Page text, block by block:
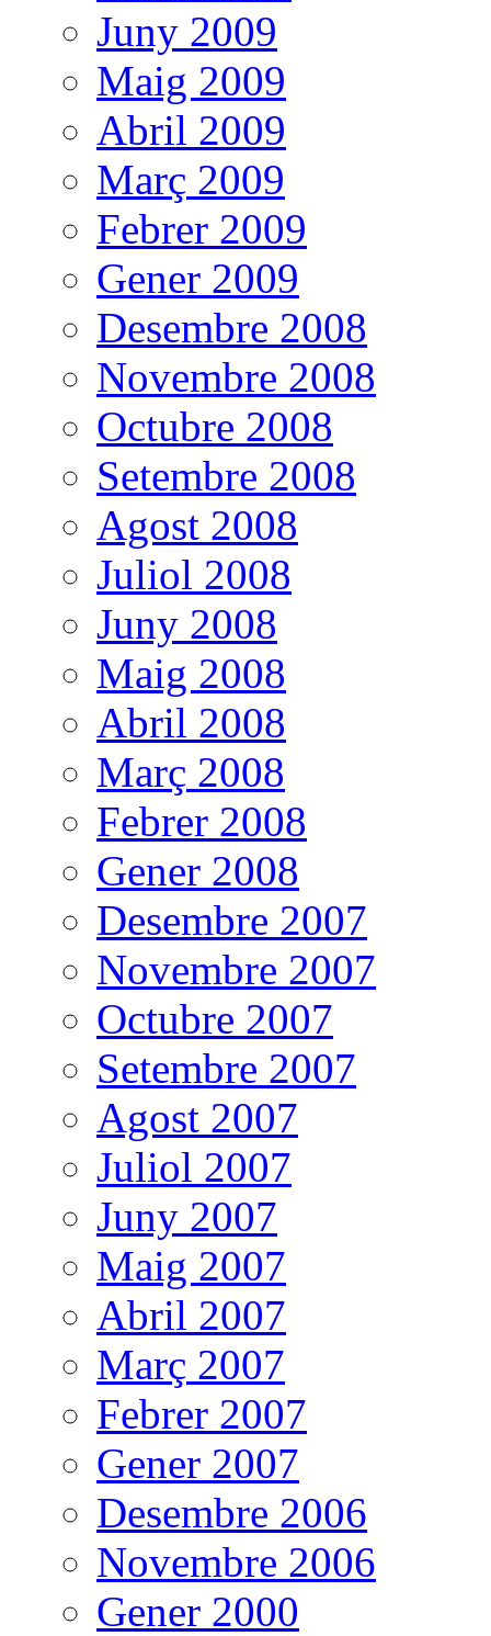
Juny 2009
Maig 2009
Abril 2009
Març 2009
Febrer 2009
Gener 2009
Desembre 2008
Novembre 2008
Octubre 2008
Setembre 2008
Agost 2008
Juliol 2008
Juny 2008
Maig 2008
Abril 2008
Març 2008
Febrer 2008
Gener 2008
Desembre 2007
Novembre 2007
Octubre 2007
Setembre 2007
Agost 2007
Juliol 2007
Juny 2007
Maig 2007
Abril 2007
Març 2007
Febrer 2007
Gener 2007
Desembre 2006
Novembre 2006
Gener 2000